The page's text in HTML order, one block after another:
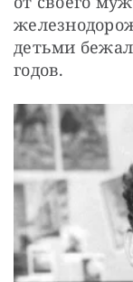
детьми
годов.